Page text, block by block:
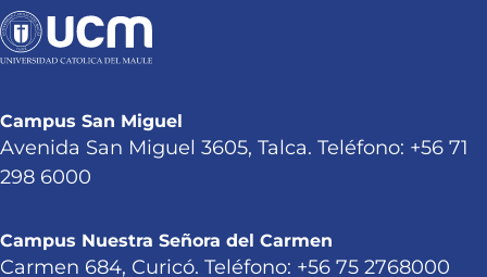
Campus San Miguel
Avenida San Miguel 3605, Talca. Teléfono: +56 71
298 6000
Campus Nuestra Señora del Carmen
Carmen 684, Curicó. Teléfono: +56 75 2768000